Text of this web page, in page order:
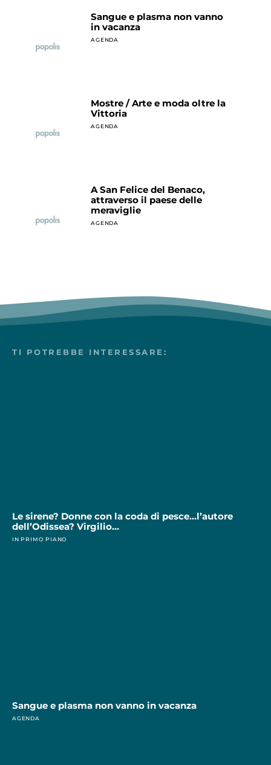
Sangue e plasma non vanno
in vacanza
AGENDA
Mostre / Arte e moda oltre la
Vittoria
AGENDA
A San Felice del Benaco,
attraverso il paese delle
meraviglie
AGENDA
TI POTREBBE INTERESSARE:
Le sirene? Donne con la coda di pesce…l’autore
dell’Odissea? Virgilio…
IN PRIMO PIANO
Sangue e plasma non vanno in vacanza
AGENDA